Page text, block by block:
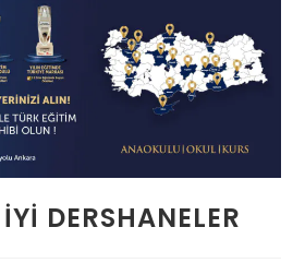
DERSHANELER